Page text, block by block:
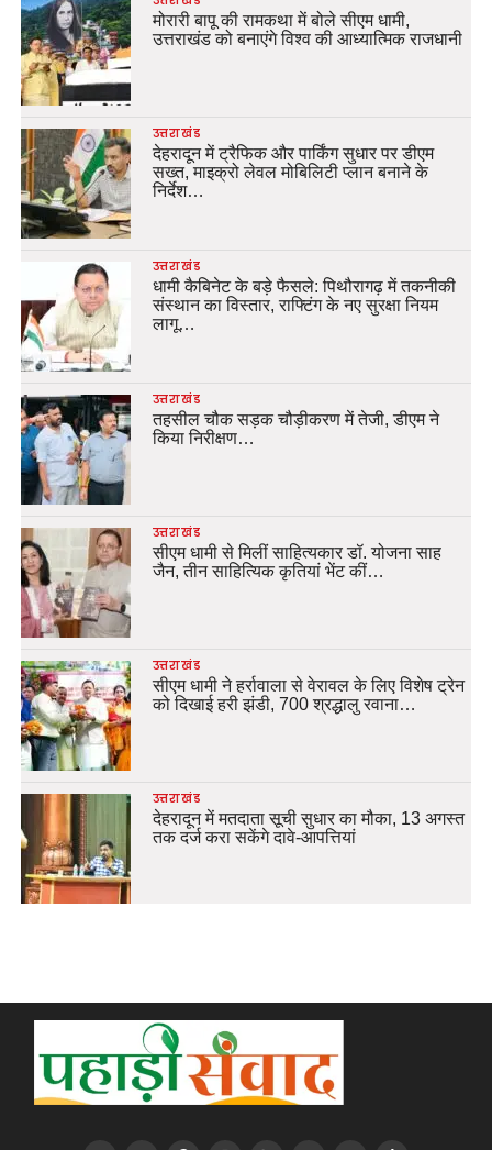
मोरारी बापू की रामकथा में बोले सीएम धामी,
उत्तराखंड को बनाएंगे विश्व की आध्यात्मिक राजधानी
उत्तराखंड
देहरादून में ट्रैफिक और पार्किंग सुधार पर डीएम
सख्त, माइक्रो लेवल मोबिलिटी प्लान बनाने के
निर्देश…
उत्तराखंड
धामी कैबिनेट के बड़े फैसले: पिथौरागढ़ में तकनीकी
संस्थान का विस्तार, राफ्टिंग के नए सुरक्षा नियम
लागू…
उत्तराखंड
तहसील चौक सड़क चौड़ीकरण में तेजी, डीएम ने
किया निरीक्षण…
उत्तराखंड
सीएम धामी से मिलीं साहित्यकार डॉ. योजना साह
जैन, तीन साहित्यिक कृतियां भेंट कीं…
उत्तराखंड
सीएम धामी ने हर्रावाला से वेरावल के लिए विशेष ट्रेन
को दिखाई हरी झंडी, 700 श्रद्धालु रवाना…
उत्तराखंड
देहरादून में मतदाता सूची सुधार का मौका, 13 अगस्त
तक दर्ज करा सकेंगे दावे-आपत्तियां